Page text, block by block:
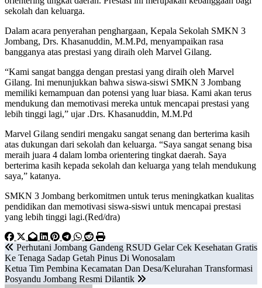
sekolah dan keluarga.
Dalam acara penyerahan penghargaan, Kepala Sekolah SMKN 3
Jombang, Drs. Khasanuddin, M.M.Pd, menyampaikan rasa
bangganya atas prestasi yang diraih oleh Marvel Gilang.
“Kami sangat bangga dengan prestasi yang diraih oleh Marvel
Gilang. Ini menunjukkan bahwa siswa-siswi SMKN 3 Jombang
memiliki kemampuan dan potensi yang luar biasa. Kami akan terus
mendukung dan memotivasi mereka untuk mencapai prestasi yang
lebih tinggi lagi,” ujar .Drs. Khasanuddin, M.M.Pd
Marvel Gilang sendiri mengaku sangat senang dan berterima kasih
atas dukungan dari sekolah dan keluarga. “Saya sangat senang bisa
meraih juara 4 dalam lomba orientering tingkat daerah. Saya
berterima kasih kepada sekolah dan keluarga yang telah mendukung
saya,” katanya.
SMKN 3 Jombang berkomitmen untuk terus meningkatkan kualitas
pendidikan dan memotivasi siswa-siswi untuk mencapai prestasi
yang lebih tinggi lagi.(Red/dra)
Navigasi
pos
Perhutani Jombang Gandeng RSUD Gelar Cek Kesehatan Gratis
Ke Tenaga Sadap Getah Pinus Di Wonosalam
Ketua Tim Pembina Kecamatan Dan Desa/Kelurahan Transformasi
Posyandu Jombang Resmi Dilantik